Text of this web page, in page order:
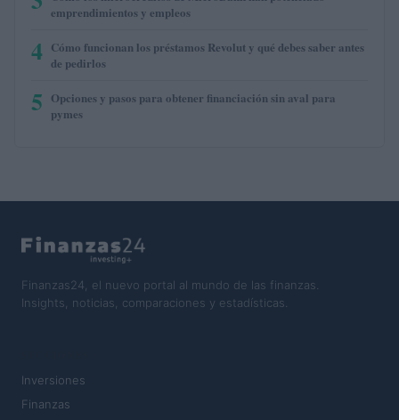
emprendimientos y empleos
4 Cómo funcionan los préstamos Revolut y qué debes saber antes
de pedirlos
5 Opciones y pasos para obtener financiación sin aval para
pymes
Finanzas24, el nuevo portal al mundo de las finanzas.
Insights, noticias, comparaciones y estadísticas.
Inversiones
Finanzas